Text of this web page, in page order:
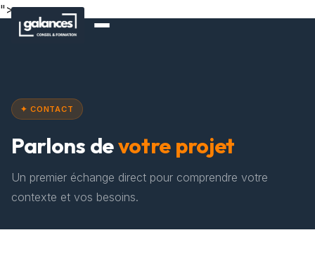
">
✦ CONTACT
Parlons devotre projet
Un premier échange direct pour comprendre votre
contexte et vos besoins.